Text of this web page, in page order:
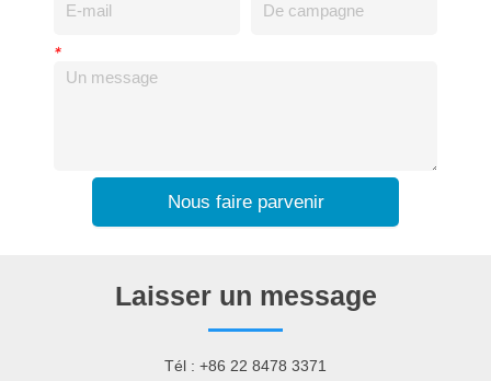
*
Nous faire parvenir
Laisser un message
Tél : +86 22 8478 3371